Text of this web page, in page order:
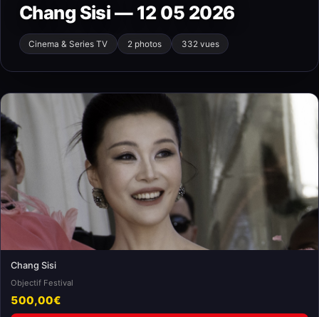
Chang Sisi — 12 05 2026
Cinema & Series TV 2 photos 332 vues
Chang Sisi
Objectif Festival
500,00€